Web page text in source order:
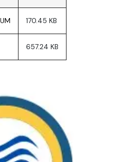
170.45 KB
657.24 KB